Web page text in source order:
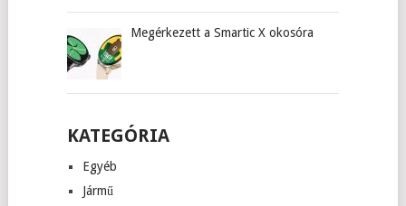
Megérkezett a Smartic X okosóra
KATEGÓRIA
Egyéb
Jármű